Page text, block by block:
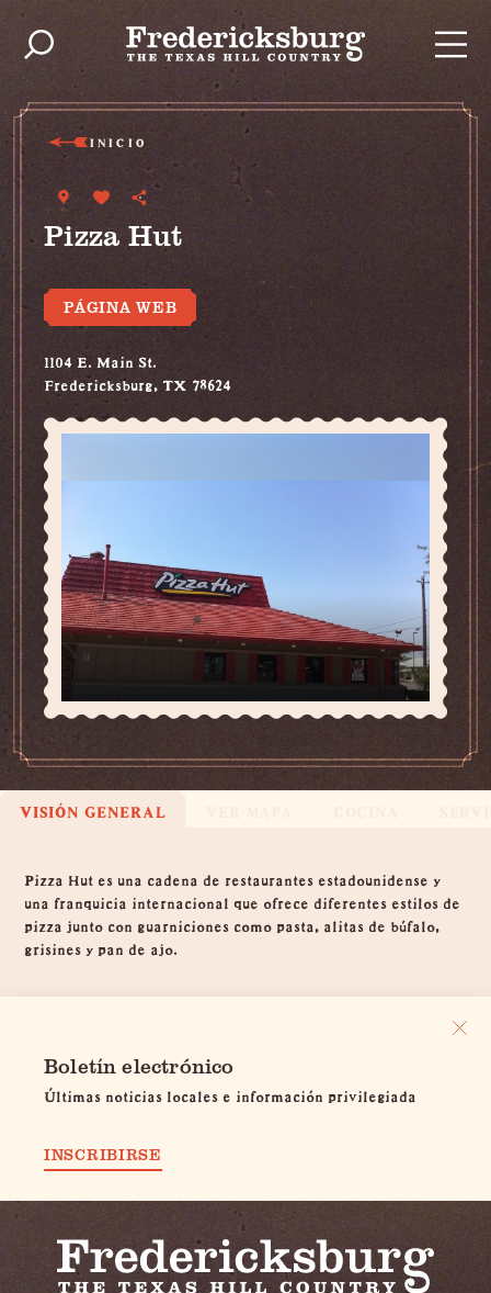
Ir al contenido
INICIO
Pizza Hut
PÁGINA WEB
1104 E. Main St.
Fredericksburg, TX 78624
(830) 997-7222
VISIÓN GENERAL
Visión general
Pizza Hut es una cadena de restaurantes estadounidense y
una franquicia internacional que ofrece diferentes estilos de
pizza junto con guarniciones como pasta, alitas de búfalo,
grisines y pan de ajo.
Boletín electrónico
Últimas noticias locales e información privilegiada
INSCRIBIRSE